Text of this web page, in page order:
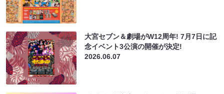
大宮セブン＆劇場がW12周年! 7月7日に記
念イベント3公演の開催が決定!
2026.06.07